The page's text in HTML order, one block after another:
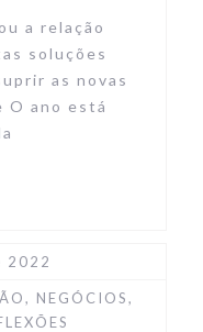
a relação
soluções
as novas
O ano está
2022
, NEGÓCIOS,